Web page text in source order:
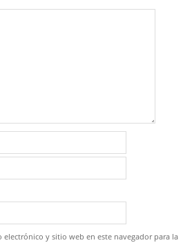
electrónico y sitio web en este navegador para la